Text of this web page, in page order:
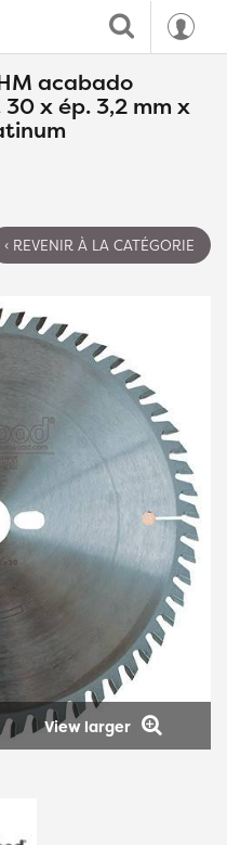
acabado
x ép. 3,2 mm x
‹ REVENIR À LA CATÉGORIE
View larger